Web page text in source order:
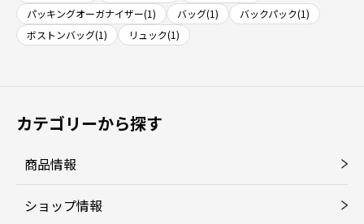
パッキングオーガナイザー(1)
バッグ(1)
バックパック(1)
ボストンバッグ(1)
リュック(1)
カテゴリーから探す
商品情報
ショップ情報